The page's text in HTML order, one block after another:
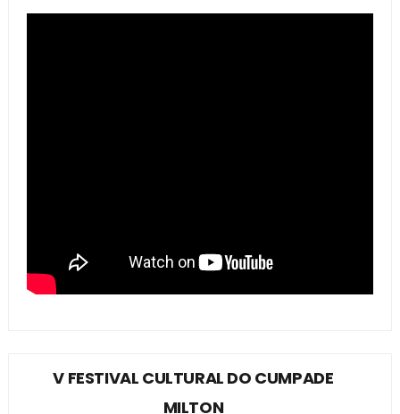
V FESTIVAL CULTURAL DO CUMPADE
MILTON